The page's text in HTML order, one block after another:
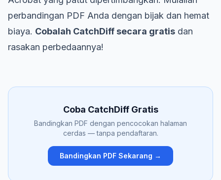
perbandingan PDF Anda dengan bijak dan hemat
biaya. Cobalah CatchDiff secara gratis dan
rasakan perbedaannya!
Coba CatchDiff Gratis
Bandingkan PDF dengan pencocokan halaman
cerdas — tanpa pendaftaran.
Bandingkan PDF Sekarang →